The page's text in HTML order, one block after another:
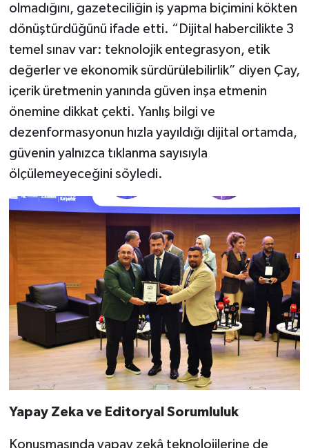
olmadığını, gazeteciliğin iş yapma biçimini kökten
dönüştürdüğünü ifade etti. “Dijital habercilikte 3
temel sınav var: teknolojik entegrasyon, etik
değerler ve ekonomik sürdürülebilirlik” diyen Çay,
içerik üretmenin yanında güven inşa etmenin
önemine dikkat çekti. Yanlış bilgi ve
dezenformasyonun hızla yayıldığı dijital ortamda,
güvenin yalnızca tıklanma sayısıyla
ölçülemeyeceğini söyledi.
Yapay Zeka ve Editoryal Sorumluluk
Konuşmasında yapay zekâ teknolojilerine de